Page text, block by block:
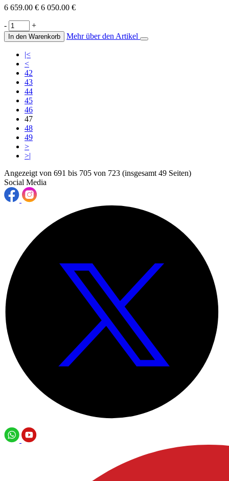
6 659.00 € 6 050.00 €
- +
In den Warenkorb Mehr über den Artikel
|<
<
42
43
44
45
46
47
48
49
>
>|
Angezeigt von 691 bis 705 von 723 (insgesamt 49 Seiten)
Social Media